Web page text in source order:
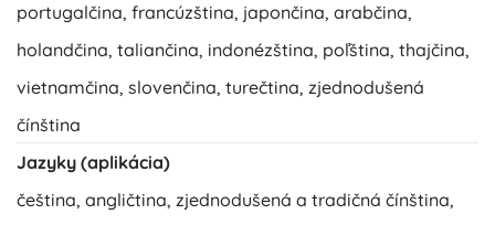
portugalčina, francúzština, japončina, arabčina,
holandčina, taliančina, indonézština, poľština, thajčina,
vietnamčina, slovenčina, turečtina, zjednodušená
čínština
Jazyky (aplikácia)
čeština, angličtina, zjednodušená a tradičná čínština,